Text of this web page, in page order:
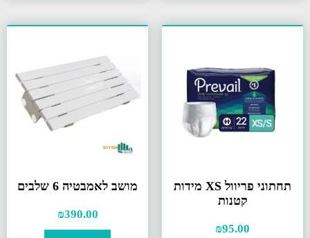
תחתוני פריוול XS מידות
קטנות
₪95.00
מושב לאמבטיה 6 שלבים
₪390.00